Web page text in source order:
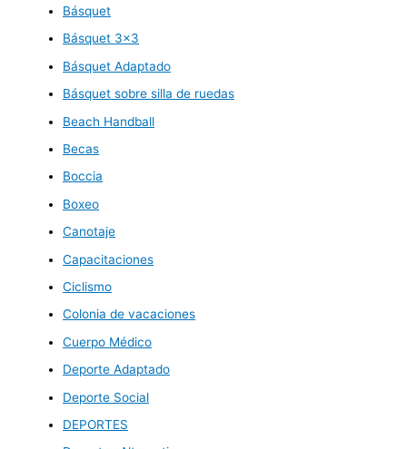
Básquet
Básquet 3×3
Básquet Adaptado
Básquet sobre silla de ruedas
Beach Handball
Becas
Boccia
Boxeo
Canotaje
Capacitaciones
Ciclismo
Colonia de vacaciones
Cuerpo Médico
Deporte Adaptado
Deporte Social
DEPORTES